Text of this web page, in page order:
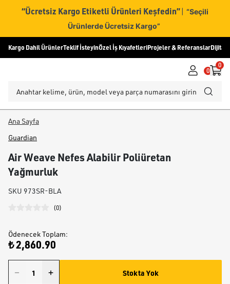
“Ücretsiz Kargo Etiketli Ürünleri Keşfedin” | “Seçili
Ürünlerde Ücretsiz Kargo”
Kargo Dahil ÜrünlerTeklif İsteyinÖzel İş KıyafetleriProjeler & ReferanslarDijital
0
0
Ana Sayfa
Guardian
Air Weave Nefes Alabilir Poliüretan
Yağmurluk
SKU 973SR-BLA
(0)
Ödenecek Toplam:
₺ 2,860.90
Stokta Yok